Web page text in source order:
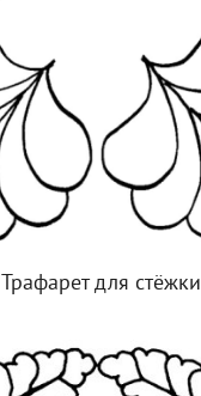
Трафарет для стёжки